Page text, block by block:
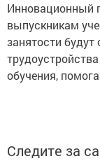
Инновационный
выпускникам
занятости
обучения,
Следите за